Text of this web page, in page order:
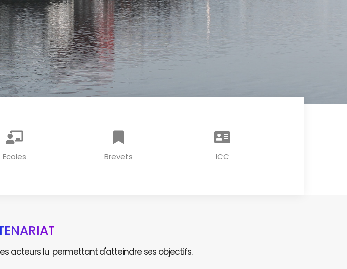
Ecoles Brevets ICC
acteurs lui permettant d'atteindre ses objectifs.